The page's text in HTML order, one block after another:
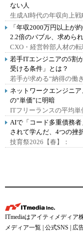
ない人
生成AI時代の年収向上戦
「年収2000万円以上が
2.2倍のバブル、求めら
CXO・経営幹部人材の転
若手ITエンジニアの5割
受ける条件」とは？
若手が求める“納得の働
ネットワークエンジニ
の“単価”に明暗
ITフリーランスの平均単
AIで「コード多重債務
されて学んだ、4つの挫
技育祭2026【春】：
ITmediaはアイティメディア
メディア一覧 公式SNS 広